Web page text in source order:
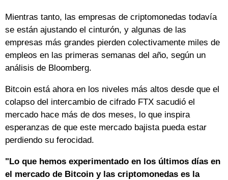
Mientras tanto, las empresas de criptomonedas todavía
se están ajustando el cinturón, y algunas de las
empresas más grandes pierden colectivamente miles de
empleos en las primeras semanas del año, según un
análisis de Bloomberg.
Bitcoin está ahora en los niveles más altos desde que el
colapso del intercambio de cifrado FTX sacudió el
mercado hace más de dos meses, lo que inspira
esperanzas de que este mercado bajista pueda estar
perdiendo su ferocidad.
"Lo que hemos experimentado en los últimos días en
el mercado de Bitcoin y las criptomonedas es la